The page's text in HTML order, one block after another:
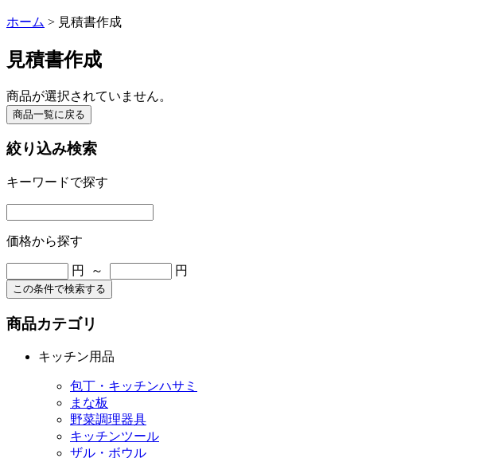
ホーム > 見積書作成
見積書作成
商品が選択されていません。
絞り込み検索
キーワードで探す
価格から探す
円 ～ 円
この条件で検索する
商品カテゴリ
キッチン用品
包丁・キッチンハサミ
まな板
野菜調理器具
キッチンツール
ザル・ボウル